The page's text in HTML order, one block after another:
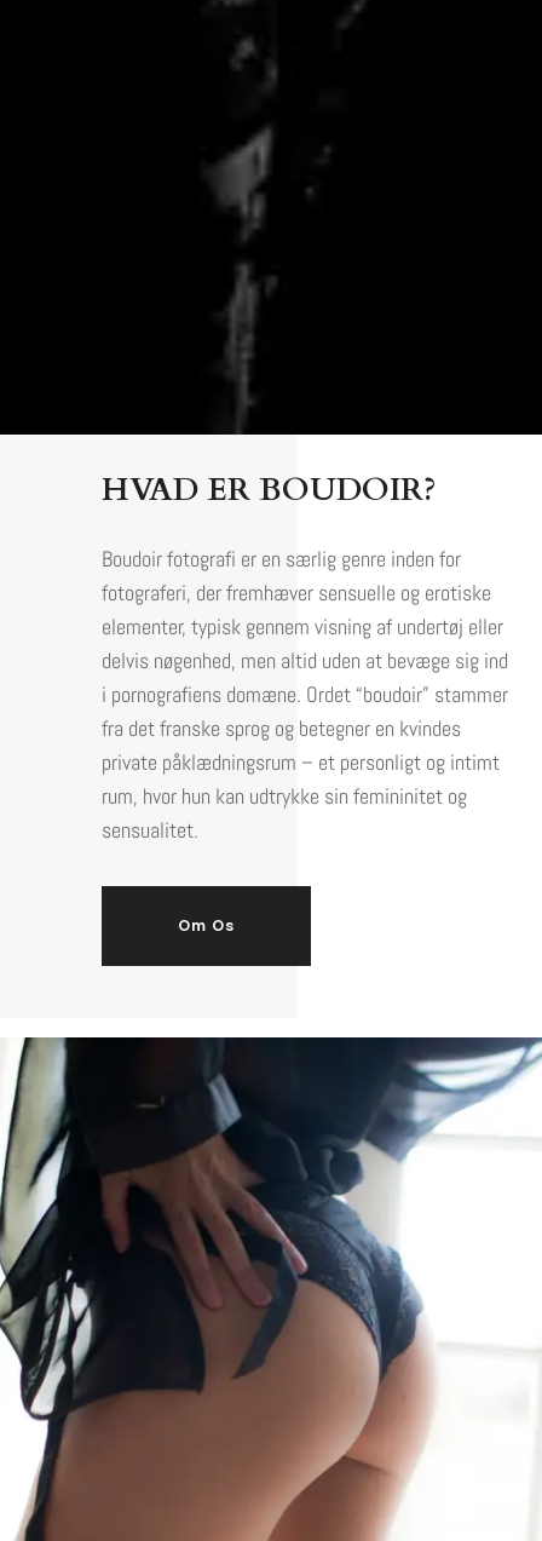
HVAD ER BOUDOIR?
Boudoir fotografi er en særlig genre inden for
fotograferi, der fremhæver sensuelle og erotiske
elementer, typisk gennem visning af undertøj eller
delvis nøgenhed, men altid uden at bevæge sig ind
i pornografiens domæne. Ordet “boudoir” stammer
fra det franske sprog og betegner en kvindes
private påklædningsrum – et personligt og intimt
rum, hvor hun kan udtrykke sin femininitet og
sensualitet.
Om Os